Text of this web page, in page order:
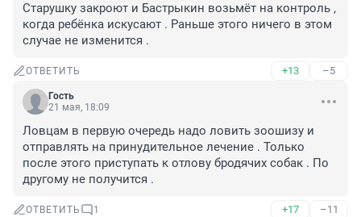
Старушку закроют и Бастрыкин возьмёт на контроль ,
когда ребёнка искусают . Раньше этого ничего в этом
случае не изменится .
ОТВЕТИТЬ +13 –5
Гость
21 мая, 18:09
Ловцам в первую очередь надо ловить зоошизу и
отправлять на принудительное лечение . Только
после этого приступать к отлову бродячих собак . По
другому не получится .
ОТВЕТИТЬ 1 +17 –11